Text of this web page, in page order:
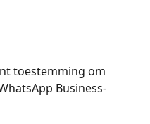
toestemming om
Business-